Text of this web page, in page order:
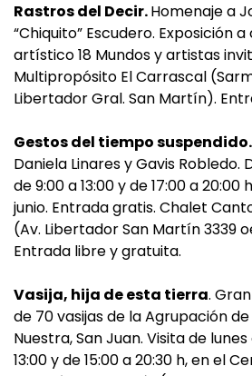
Rastros del Decir.Homenaje a
“Chiquito” Escudero. Exposición
artístico 18 Mundos y artistas
Multipropósito El Carrascal
Libertador Gral. San Martín).
Gestos del tiempo suspendido.
Daniela Linares y Gavis Robledo.
de 9:00 a 13:00 y de 17:00 a 20:00
junio. Entrada gratis. Chalet
(Av. Libertador San Martín 3339
Entrada libre y gratuita.
Vasija, hija de esta tierra.
de 70 vasijas de la Agrupación
Nuestra, San Juan. Visita de
13:00 y de 15:00 a 20:30 h, en el